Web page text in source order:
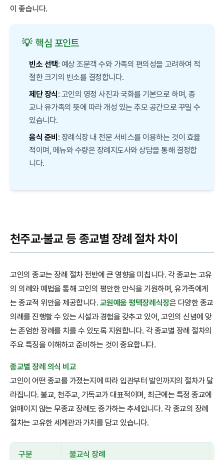
이 좋습니다.
💡 핵심 포인트
빈소 선택: 예상 조문객 수와 가족의 편의성을 고려하여 적
절한 크기의 빈소를 결정합니다.
제단 장식: 고인의 영정 사진과 국화를 기본으로 하며, 종
교나 유가족의 뜻에 따라 개성 있는 추모 공간으로 꾸밀 수
있습니다.
음식 준비 : 장례식장 내 전문 서비스를 이용하는 것이 효율
적이며, 메뉴와 수량은 장례지도사와 상담을 통해 결정합
니다.
천주교·불교 등 종교별 장례 절차 차이
고인의 종교는 장례 절차 전반에 큰 영향을 미칩니다. 각 종교는 고유
의 의례와 예법을 통해 고인의 평안한 안식을 기원하며, 유가족에게
는 종교적 위안을 제공합니다. 교원예움 평택장례식장은 다양한 종교
의례를 진행할 수 있는 시설과 경험을 갖추고 있어, 고인의 신념에 맞
는 존엄한 장례를 치를 수 있도록 지원합니다. 각 종교별 장례 절차의
주요 특징을 이해하고 준비하는 것이 중요합니다.
종교별 장례 의식 비교
고인이 어떤 종교를 가졌는지에 따라 입관부터 발인까지의 절차가 달
라집니다. 불교, 천주교, 기독교가 대표적이며, 최근에는 특정 종교에
얽매이지 않는 무종교 장례도 증가하는 추세입니다. 각 종교의 장례
절차는 고유한 세계관과 가치를 담고 있습니다.
구분 불교식 장례